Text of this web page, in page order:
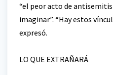
“el peor acto de
imaginar”. “Hay estos
expresó.
LO QUE EXTRAÑARÁ